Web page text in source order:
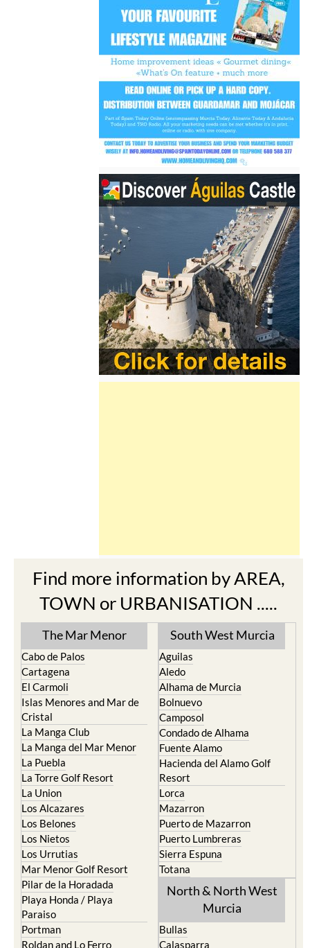
Find more information by AREA,
TOWN or URBANISATION .....
The Mar Menor
Cabo de Palos
Cartagena
El Carmoli
Islas Menores and Mar de
Cristal
La Manga Club
La Manga del Mar Menor
La Puebla
La Torre Golf Resort
La Union
Los Alcazares
Los Belones
Los Nietos
Los Urrutias
Mar Menor Golf Resort
Pilar de la Horadada
Playa Honda / Playa
Paraiso
Portman
Roldan and Lo Ferro
South West Murcia
Aguilas
Aledo
Alhama de Murcia
Bolnuevo
Camposol
Condado de Alhama
Fuente Alamo
Hacienda del Alamo Golf
Resort
Lorca
Mazarron
Puerto de Mazarron
Puerto Lumbreras
Sierra Espuna
Totana
North & North West
Murcia
Bullas
Calasparra